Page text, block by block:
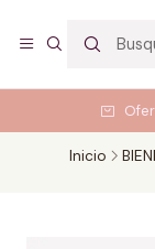
Inicio